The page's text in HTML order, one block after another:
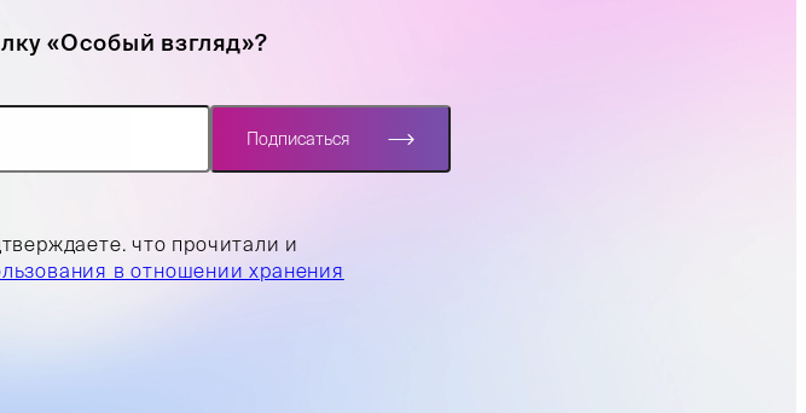
«Особый взгляд»?
что прочитали и
в отношении хранения
Подписаться